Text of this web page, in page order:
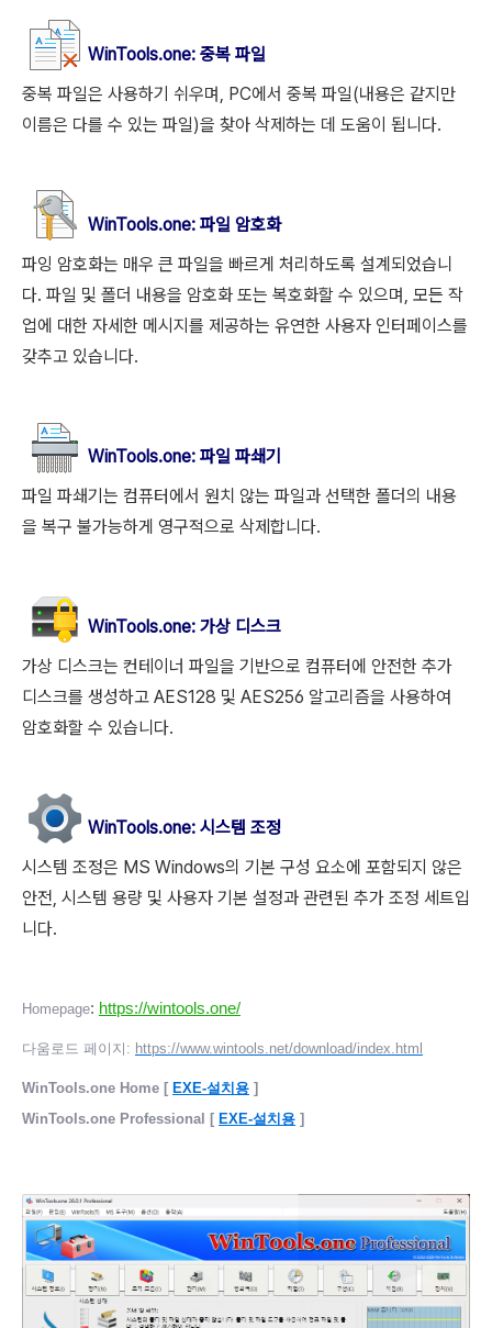
WinTools.one: 중복 파일
중복 파일은 사용하기 쉬우며, PC에서 중복 파일(내용은 같지만
이름은 다를 수 있는 파일)을 찾아 삭제하는 데 도움이 됩니다.
WinTools.one: 파일 암호화
파잉 암호화는 매우 큰 파일을 빠르게 처리하도록 설계되었습니
다. 파일 및 폴더 내용을 암호화 또는 복호화할 수 있으며, 모든 작
업에 대한 자세한 메시지를 제공하는 유연한 사용자 인터페이스를
갖추고 있습니다.
WinTools.one: 파일 파쇄기
파일 파쇄기는 컴퓨터에서 원치 않는 파일과 선택한 폴더의 내용
을 복구 불가능하게 영구적으로 삭제합니다.
WinTools.one: 가상 디스크
가상 디스크는 컨테이너 파일을 기반으로 컴퓨터에 안전한 추가
디스크를 생성하고 AES128 및 AES256 알고리즘을 사용하여
암호화할 수 있습니다.
WinTools.one: 시스템 조정
시스템 조정은 MS Windows의 기본 구성 요소에 포함되지 않은
안전, 시스템 용량 및 사용자 기본 설정과 관련된 추가 조정 세트입
니다.
Homepage: https://wintools.one/
다움로드 페이지: https://www.wintools.net/download/index.html
WinTools.one Home [ EXE-설치용 ]
WinTools.one Professional [ EXE-설치용 ]